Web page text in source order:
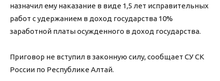
назначил ему наказание в виде 1,5 лет исправительных
работ с удержанием в доход государства 10%
заработной платы осужденного в доход государства.
Приговор не вступил в законную силу, сообщает СУ СК
России по Республике Алтай.